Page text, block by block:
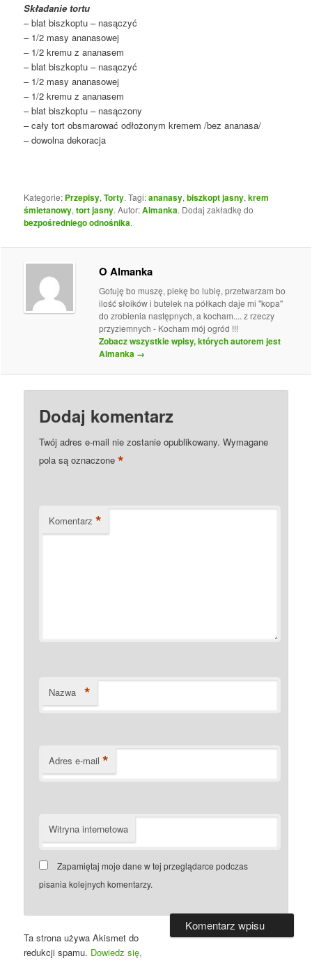
Składanie tortu
– blat biszkoptu – nasączyć
– 1/2 masy ananasowej
– 1/2 kremu z ananasem
– blat biszkoptu – nasączyć
– 1/2 masy ananasowej
– 1/2 kremu z ananasem
– blat biszkoptu – nasączony
– cały tort obsmarować odłożonym kremem /bez ananasa/
– dowolna dekoracja
Kategorie: Przepisy,Torty. Tagi:ananasy,biszkopt jasny,krem
śmietanowy,tort jasny. Autor:Almanka. Dodaj zakładkę do
bezpośredniego odnośnika.
O Almanka
Gotuję bo muszę, piekę bo lubię, przetwarzam bo
ilość słoików i butelek na półkach daje mi "kopa"
do zrobienia następnych, a kocham.... z rzeczy
przyziemnych - Kocham mój ogród !!!
Zobacz wszystkie wpisy, których autorem jest
Almanka →
Dodaj komentarz
Twój adres e-mail nie zostanie opublikowany. Wymagane
pola są oznaczone*
Komentarz *
Nazwa *
Adres e-mail *
Witryna internetowa
Zapamiętaj moje dane w tej przeglądarce podczas
pisania kolejnych komentarzy.
Ta strona używa Akismet do
redukcji spamu. Dowiedz się,